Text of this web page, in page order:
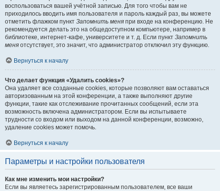
воспользоваться вашей учётной записью. Для того чтобы вам не
приходилось вводить имя пользователя и пароль каждый раз, вы можете
отметить флажком пункт Запомнить меня при входе на конференцию. Не
рекомендуется делать это на общедоступном компьютере, например в
библиотеке, интернет-кафе, университете и т. д. Если пункт Запомнить
меня отсутствует, это значит, что администратор отключил эту функцию.
Вернуться к началу
Что делает функция «Удалить cookies»?
Она удаляет все созданные cookies, которые позволяют вам оставаться
авторизованным на этой конференции, а также выполняют другие
функции, такие как отслеживание прочитанных сообщений, если эта
возможность включена администратором. Если вы испытываете
трудности со входом или выходом на данной конференции, возможно,
удаление cookies может помочь.
Вернуться к началу
Параметры и настройки пользователя
Как мне изменить мои настройки?
Если вы являетесь зарегистрированным пользователем, все ваши